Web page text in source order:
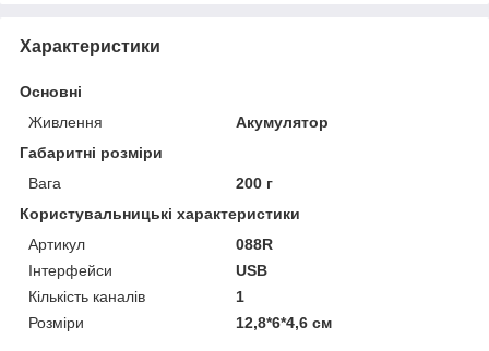
Характеристики
Основні
Живлення
Акумулятор
Габаритні розміри
Вага
200 г
Користувальницькі характеристики
Артикул
088R
Інтерфейси
USB
Кількість каналів
1
Розміри
12,8*6*4,6 см